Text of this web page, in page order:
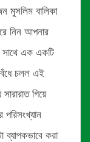
মুসলিম বালিকা
নিন আপনার
সাথে এক একটি
চলল এই
গিয়ে
পরিসংখ্যান
করা